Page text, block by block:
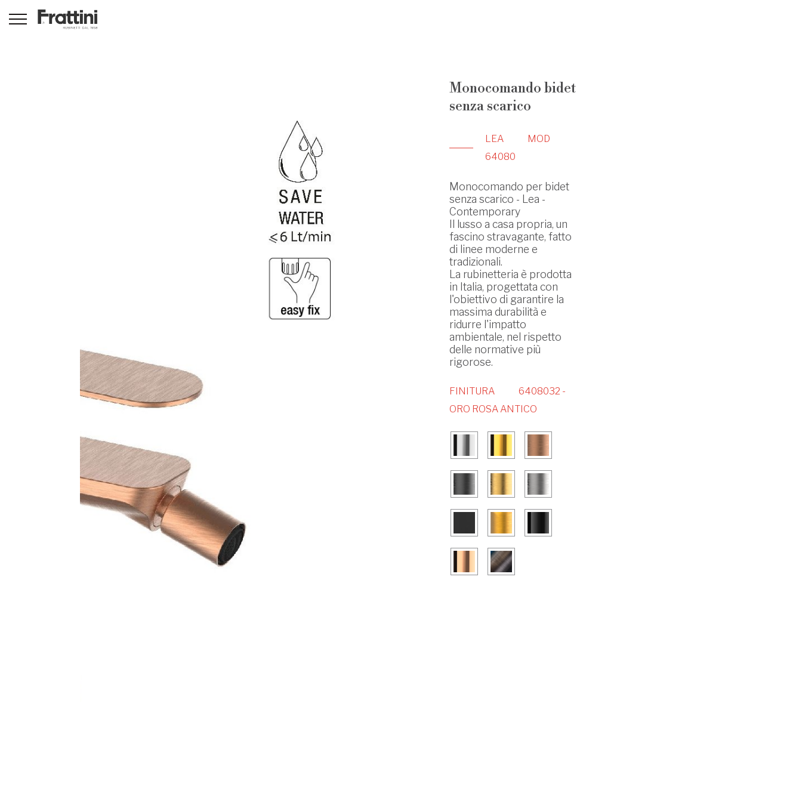
Monocomando bidet
senza scarico
LEA
MOD
64080
Monocomando per bidet
senza scarico - Lea -
Contemporary
Il lusso a casa propria, un
fascino stravagante, fatto
di linee moderne e
tradizionali.
La rubinetteria è prodotta
in Italia, progettata con
l'obiettivo di garantire la
massima durabilità e
ridurre l'impatto
ambientale, nel rispetto
delle normative più
rigorose.
FINITURA
6408032 -
ORO ROSA ANTICO